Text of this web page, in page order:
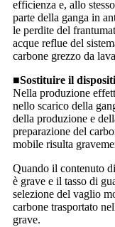
efficienza e, allo
parte della ganga in
le perdite del
acque reflue del
carbone grezzo da
■Sostituire il
Nella produzione
nello scarico della
della produzione e
preparazione del
mobile risulta
Quando il contenuto
è grave e il tasso di
selezione del vaglio
carbone trasportato
grave.